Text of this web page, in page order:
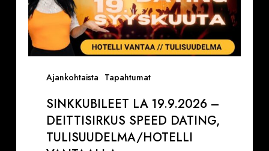
Ajankohtaista Tapahtumat
SINKKUBILEET LA 19.9.2026 –
DEITTISIRKUS SPEED DATING,
TULISUUDELMA/HOTELLI